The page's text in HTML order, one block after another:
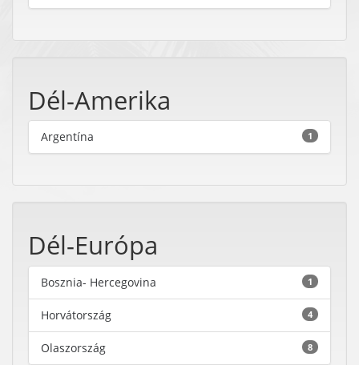
Dél-Amerika
1
Argentína
Dél-Európa
1
Bosznia- Hercegovina
4
Horvátország
8
Olaszország